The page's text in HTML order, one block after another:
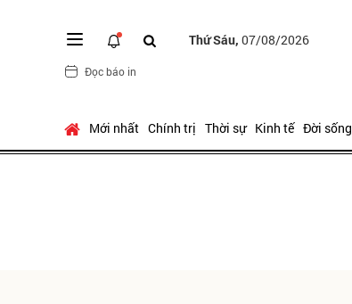
Thứ Sáu, 07/08/2026
Đọc báo in
Mới nhất Chính trị Thời sự Kinh tế Đời sống